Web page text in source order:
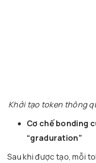
Khởi tạo token thông
Cơ chế bonding
“graduration”
Sau khi được tạo, mỗi